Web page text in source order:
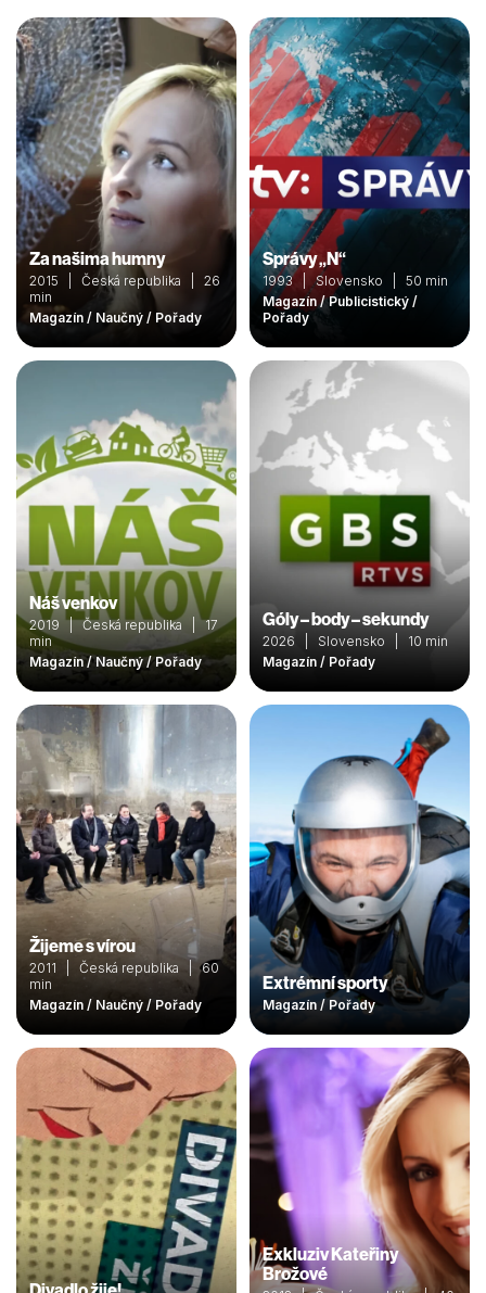
Za našima humny
2015 | Česká republika | 26
min
Magazín / Naučný / Pořady
Správy „N“
1993 | Slovensko | 50 min
Magazín / Publicistický /
Pořady
Náš venkov
2019 | Česká republika | 17
min
Magazín / Naučný / Pořady
Góly – body – sekundy
2026 | Slovensko | 10 min
Magazín / Pořady
Žijeme s vírou
2011 | Česká republika | 60
min
Magazín / Naučný / Pořady
Extrémní sporty
Magazín / Pořady
Exkluziv Kateřiny
Brožové